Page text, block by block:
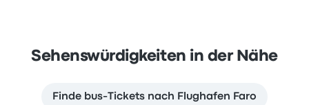
Sehenswürdigkeiten in der Nähe
Finde bus-Tickets nach Flughafen Faro